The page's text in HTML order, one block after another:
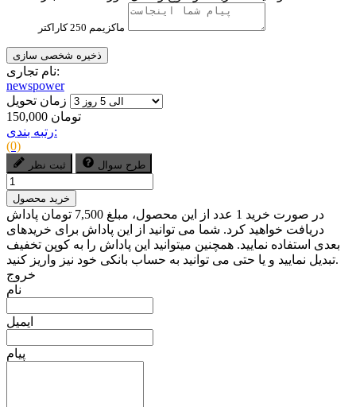
ماکزیمم 250 کاراکتر
ذخیره شخصی سازی
نام تجاری:
newspower
زمان تحویل
150,000 تومان
رتبه بندی:
(0)
ثبت نظر طرح سوال
خرید محصول
در صورت خرید 1 عدد از این محصول، مبلغ 7,500 تومان پاداش
دریافت خواهید کرد. شما می توانید از این پاداش برای خریدهای
بعدی استفاده نمایید. همچنین میتوانید این پاداش را به کوپن تخفیف
تبدیل نمایید و یا حتی می توانید به حساب بانکی خود نیز واریز کنید.
خروج
نام
ایمیل
پیام